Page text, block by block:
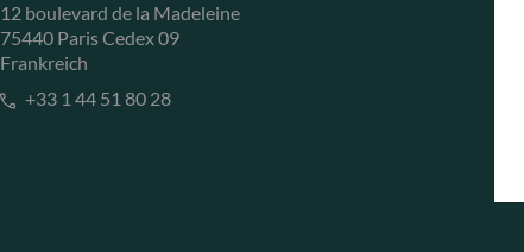
12 boulevard de la Madeleine
75440 Paris Cedex 09
Frankreich
+33 1 44 51 80 28